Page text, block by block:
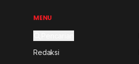
MENU
Redaksi